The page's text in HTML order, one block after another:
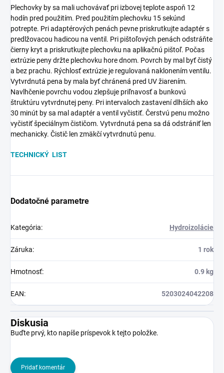
Plechovky by sa mali uchovávať pri izbovej teplote aspoň 12
hodín pred použitím. Pred použitím plechovku 15 sekúnd
potrepte. Pri adaptérových penách pevne priskrutkujte adaptér s
predlžovacou hadicou na ventil. Pri pištoľových penách odstráňte
čierny kryt a priskrutkujte plechovku na aplikačnú pištoľ. Počas
extrúzie peny držte plechovku hore dnom. Povrch by mal byť čistý
a bez prachu. Rýchlosť extrúzie je regulovaná naklonením ventilu.
Vytvrdnutá pena by mala byť chránená pred UV žiarením.
Navlhčenie povrchu vodou zlepšuje priľnavosť a bunkovú
štruktúru vytvrdnutej peny. Pri intervaloch zastavení dlhších ako
30 minút by sa mal adaptér a ventil vyčistiť. Čerstvú penu možno
vyčistiť špeciálnym čističom. Vytvrdnutá pena sa dá odstrániť len
mechanicky. Čistič len zmäkčí vytvrdnutú penu.
TECHNICKÝ LIST
Dodatočné parametre
Kategória: Hydroizolácie
Záruka: 1 rok
Hmotnosť: 0.9 kg
EAN: 5203024042208
Diskusia
Buďte prvý, kto napíše príspevok k tejto položke.
Pridať komentár